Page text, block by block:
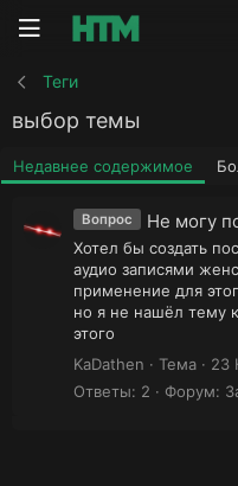
Теги
выбор темы
Недавнее содержимое
Вопрос Не могу
Хотел бы создать
аудио записями
применение для
но я не нашёл тему
этого
KaDathen
Тема 23
Ответы: 2
Форум: